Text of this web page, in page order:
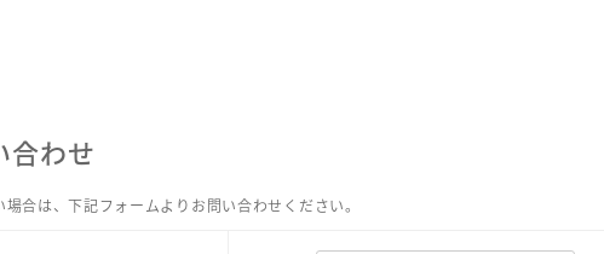
合わせ
場合は、下記フォームよりお問い合わせください。